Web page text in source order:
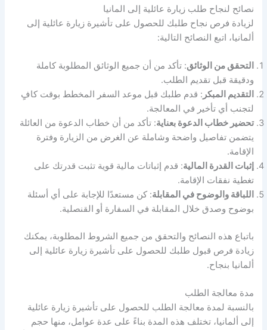
نصائح لنجاح طلب زيارة عائلية إلى المانيا
لزيادة فرص نجاح طلبك للحصول على تأشيرة زيارة عائلية إلى
ألمانيا، اتبع النصائح التالية:
التحقق من الوثائق: تأكد من أن جميع الوثائق المطلوبة كاملة
ودقيقة قبل تقديم الطلب.
التقديم المبكر : قدم طلبك قبل موعد السفر المخطط بوقت كافٍ
لتجنب أي تأخير في المعالجة.
تحضير خطاب الدعوة بعناية: تأكد من أن خطاب الدعوة من العائلة
يتضمن تفاصيل واضحة وشاملة عن الغرض من الزيارة وفترة
الإقامة.
إثبات القدرة المالية: قدم إثباتات مالية قوية تثبت قدرتك على
تغطية نفقات الإقامة.
اللباقة والوضوح في المقابلة: كن مستعدًا للإجابة على أي أسئلة
بوضوح وصدق خلال المقابلة في السفارة أو القنصلية.
باتباع هذه النصائح والتحقق من جميع الشروط المطلوبة، يمكنك
زيادة فرص قبول طلبك للحصول على تأشيرة زيارة عائلية إلى
ألمانيا بنجاح.
مدة معالجة الطلب
بالنسبة لمدة معالجة الطلب للحصول على تأشيرة زيارة عائلية
إلى ألمانيا، تختلف هذه المدة بناءً على عدة عوامل، منها حجم